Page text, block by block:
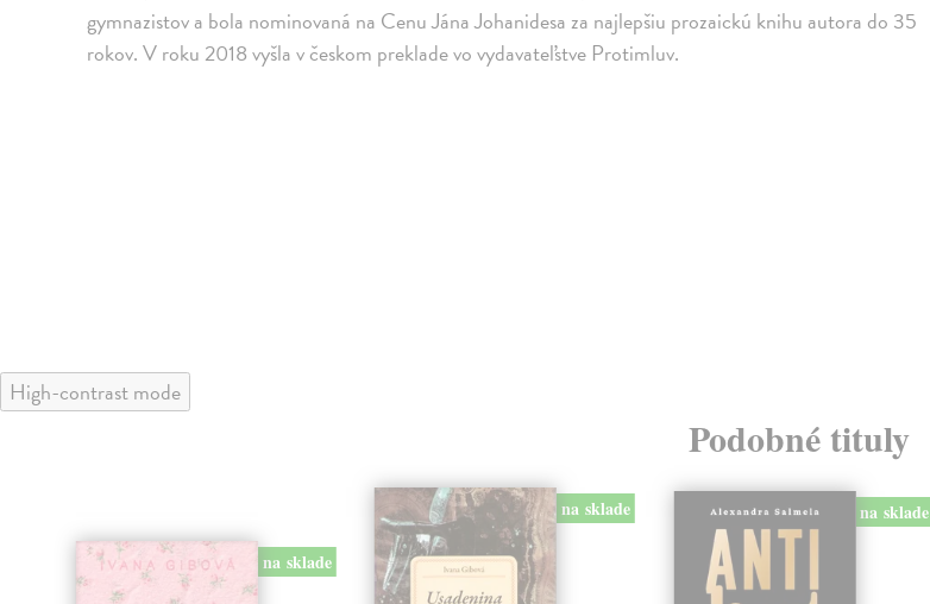
gymnazistov a bola nominovaná na Cenu Jána Johanidesa za najlepšiu prozaickú knihu autora do 35
rokov. V roku 2018 vyšla v českom preklade vo vydavateľstve Protimluv.
High-contrast mode
Podobné tituly
na sklade
na sklade na sklade